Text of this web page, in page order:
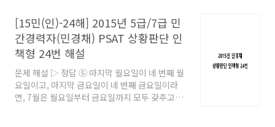
란 모자를 쓰지 않는다는 조건..
채) PSAT 상황판단 인책형 25번 해설 문제 해설
▷ 정답 ④ A 입장에서 왼편에 앉은 사람이 파란
모자를 쓰고 있음을 테이블에 반영해보면 다음과
같다. 여기서 C의 위치로 가능한 것은 ① C가 파
란 모자를 쓰고 있거나 ② A의 맞은
topgemstone.co.kr
[15민(인)-24해] 2015년 5급/7급 민
간경력자(민경채) PSAT 상황판단 인
책형 24번 해설
문제 해설 ▷ 정답 ⑤ 마지막 월요일이 네 번째 월
요일이고, 마지막 금요일이 네 번째 금요일이라
면, 7월은 월요일부터 금요일까지 모두 갖추고 있